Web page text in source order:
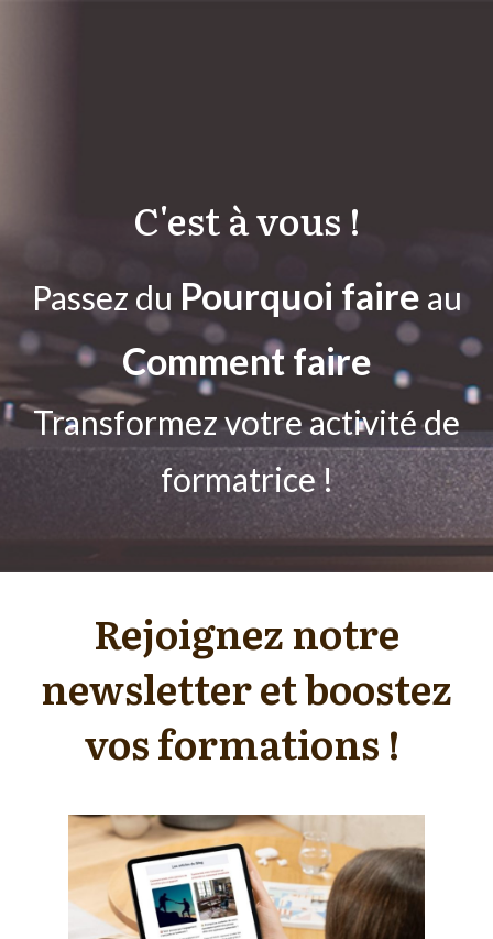
C'est à vous !
Passez du Pourquoi faire au
Comment faire
Transformez votre activité de
formatrice !
Rejoignez notre
newsletter et boostez
vos formations !